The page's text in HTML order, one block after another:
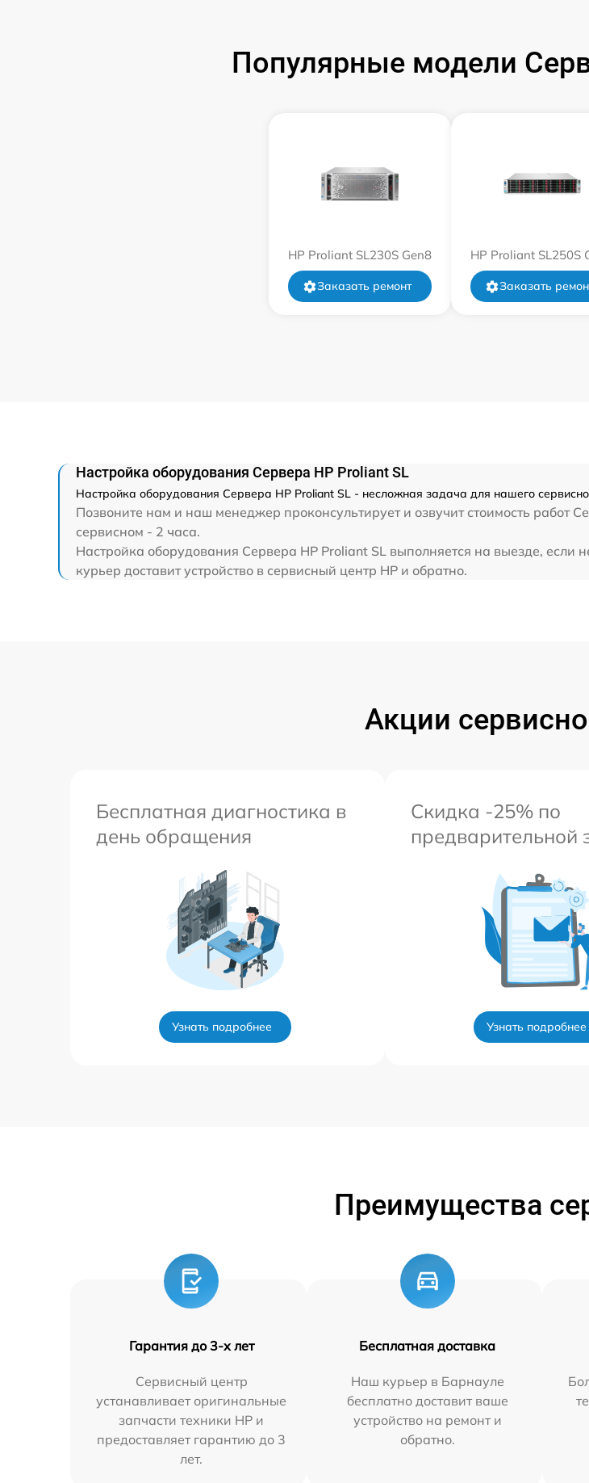
Популярные модели
HP Proliant SL230S Gen8
Заказать ремонт
HP Proliant SL250S
Заказать
Настройка оборудования Сервера HP Proliant SL
Настройка оборудования Сервера HP Proliant SL - несложная задача для нашего
Позвоните нам и наш менеджер проконсультирует и озвучит стоимость работ
сервисном - 2 часа.
Настройка оборудования Сервера HP Proliant SL выполняется на выезде, если
курьер доставит устройство в сервисный центр HP и обратно.
Акции
Бесплатная диагностика в
день обращения
Узнать подробнее
Скидка -25% по
предварительной
Узнать подробнее
Преимущества
Гарантия до 3-х лет
Сервисный центр
устанавливает оригинальные
запчасти техники HP и
предоставляет гарантию до 3
лет.
Бесплатная доставка
Наш курьер в Барнауле
бесплатно доставит ваше
устройство на ремонт и
обратно.